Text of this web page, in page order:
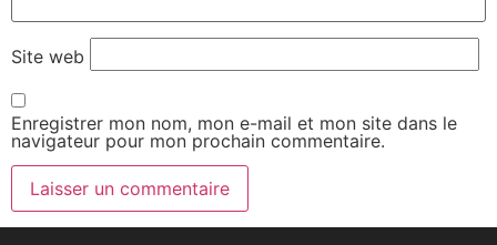
Site web
Enregistrer mon nom, mon e-mail et mon site dans le
navigateur pour mon prochain commentaire.